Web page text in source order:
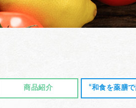
商品紹介 “和食を薬膳